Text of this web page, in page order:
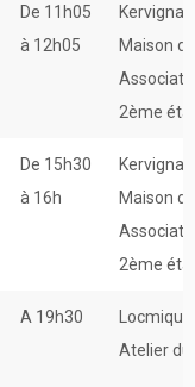
De 11h05
à 12h05
Maison
2ème
De 15h30
à 16h
Kervignac
Maison
2ème
A 19h30
Atelier du